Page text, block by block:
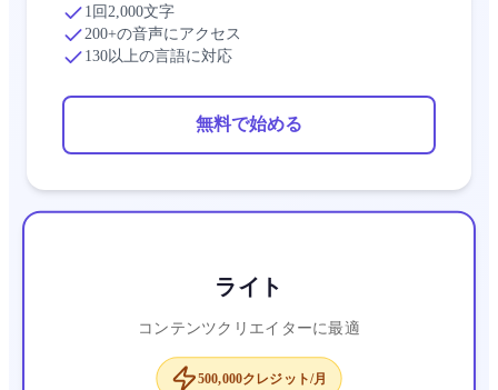
1回2,000文字
200+の音声にアクセス
130以上の言語に対応
無料で始める
ライト
コンテンツクリエイターに最適
500,000クレジット/月